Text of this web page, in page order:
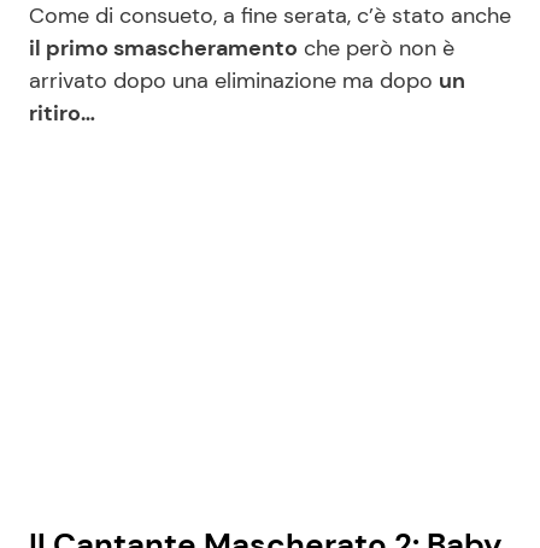
Come di consueto, a fine serata, c’è stato anche
il primo smascheramento che però non è
arrivato dopo una eliminazione ma dopo un
ritiro…